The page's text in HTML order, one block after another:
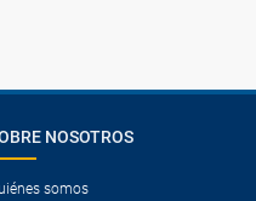
NOSOTROS
somos